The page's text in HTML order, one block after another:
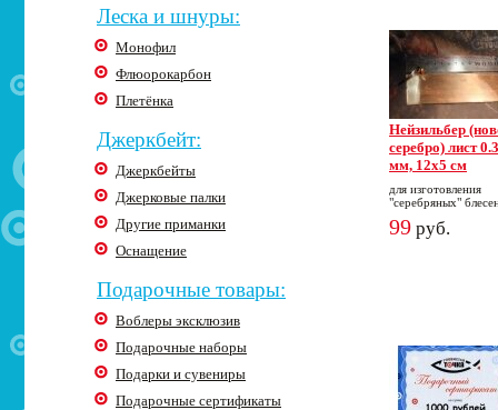
Леска и шнуры:
Монофил
Флюорокарбон
Плетёнка
Джеркбейт:
Джеркбейты
Джерковые палки
Другие приманки
Оснащение
Подарочные товары:
Воблеры эксклюзив
Подарочные наборы
Подарки и сувениры
Подарочные сертификаты
Нейзильбер
серебро) лист
мм, 12х5 см
для изготовления
"серебряных"
99 руб.